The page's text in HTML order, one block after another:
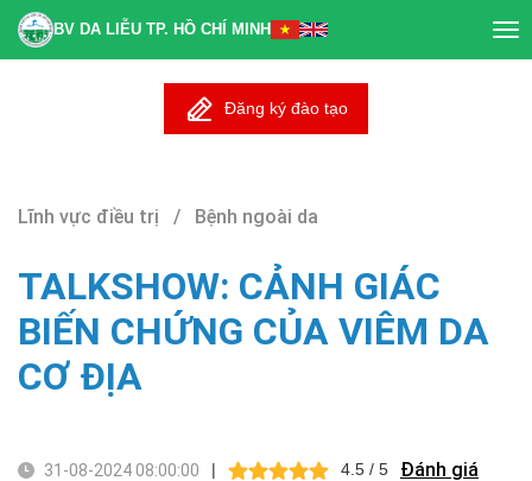
BV DA LIỄU TP. HỒ CHÍ MINH
Đăng ký đào tạo
Lĩnh vực điều trị / Bệnh ngoài da
TALKSHOW: CẢNH GIÁC
BIẾN CHỨNG CỦA VIÊM DA
CƠ ĐỊA
31-08-2024 08:00:00 | 4.5 / 5 Đánh giá